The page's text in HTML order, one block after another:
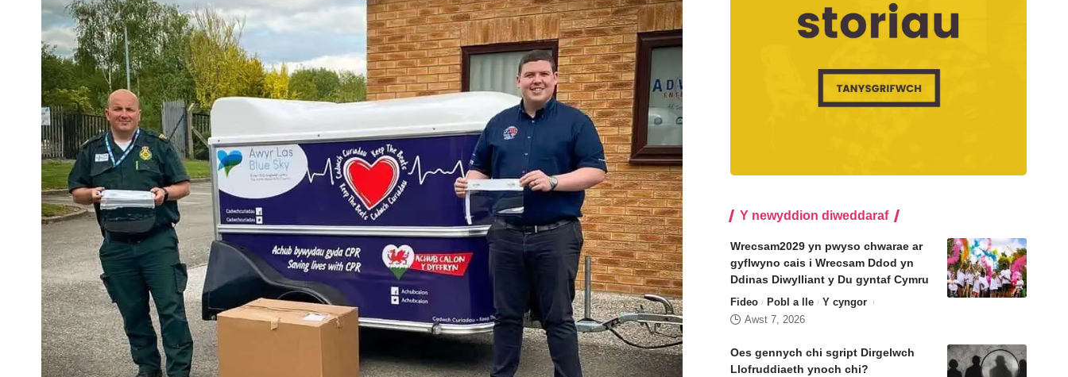
Y newyddion diweddaraf
Wrecsam2029 yn pwyso chwarae ar
gyflwyno cais i Wrecsam Ddod yn
Ddinas Diwylliant y Du gyntaf Cymru
Fideo Pobl a lle
Y cyngor
Awst 7, 2026
Oes gennych chi sgript Dirgelwch
Llofruddiaeth ynoch chi?